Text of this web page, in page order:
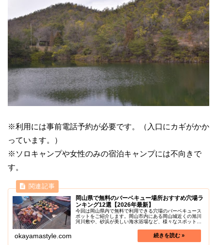
※利用には事前電話予約が必要です。（入口にカギがかか
っています。）
※ソロキャンプや女性のみの宿泊キャンプには不向きで
す。
岡山県で無料のバーベキュー場所おすすめ穴場ラ
ンキング12選【2026年最新】
今回は岡山県内で無料で利用できる穴場のバーベキュース
ポットをご紹介します。岡山市内にある岡山城近くの旭川
河川敷や、砂浜が美しい海水浴場など、様々なスポットが
ューを楽しめるため、家族や友人と...
okayamastyle.com